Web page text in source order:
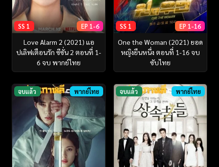
SS 1 EP 1-6
Love Alarm 2 (2021) แอ
ปเลิฟเตือนรัก ซีซั่น 2 ตอนที่ 1-
6 จบ พากย์ไทย
SS 1 EP 1-16
One the Woman (2021) ยอด
หญิงยืนหนึ่ง ตอนที่ 1-16 จบ
ซับไทย
จบแล้ว พากย์ไทย จบแล้ว พากย์ไทย